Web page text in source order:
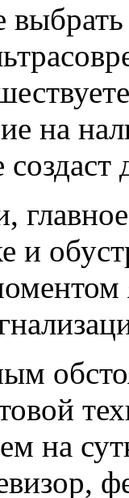
на
и
на